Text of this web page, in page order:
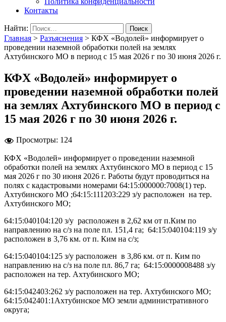
Контакты
Найти:
Главная > Разъяснения > КФХ «Водолей» информирует о
проведении наземной обработки полей на землях
Ахтубинского МО в период с 15 мая 2026 г по 30 июня 2026 г.
КФХ «Водолей» информирует о
проведении наземной обработки полей
на землях Ахтубинского МО в период с
15 мая 2026 г по 30 июня 2026 г.
Просмотры: 124
КФХ «Водолей» информирует о проведении наземной
обработки полей на землях Ахтубинского МО в период с 15
мая 2026 г по 30 июня 2026 г. Работы будут проводиться на
полях с кадастровыми номерами 64:15:000000:7008(1) тер.
Ахтубинского МО ;64:15:111203:229 з/у расположен на тер.
Ахтубинского МО;
64:15:040104:120 з/у расположен в 2,62 км от п.Ким по
направлению на с/з на поле пл. 151,4 га; 64:15:040104:119 з/у
расположен в 3,76 км. от п. Ким на с/з;
64:15:040104:125 з/у расположен в 3,86 км. от п. Ким по
направлению на с/з на поле пл. 86,7 га; 64:15:0000008488 з/у
расположен на тер. Ахтубинского МО;
64:15:042403:262 з/у расположен на тер. Ахтубинского МО;
64:15:042401:1Ахтубинское МО земли административного
округа;